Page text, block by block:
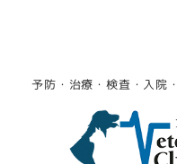
予防・治療・検査・入院